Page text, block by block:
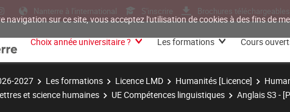
navigation sur ce site, vous acceptez l'utilisation de cookies à des fins de
Nanterre à l'international S'inscrire Brochures téléchargeables
Choix année universitaire ? Les formations Cours
2027 Les formations Licence LMD Humanités [Licence]
et science humaines
UE Compétences linguistiques Anglais S3 -